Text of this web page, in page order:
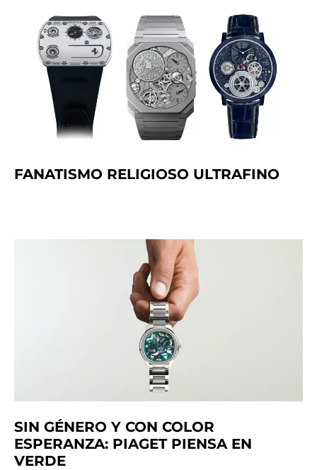
FANATISMO RELIGIOSO ULTRAFINO
SIN GÉNERO Y CON COLOR
ESPERANZA: PIAGET PIENSA EN
VERDE